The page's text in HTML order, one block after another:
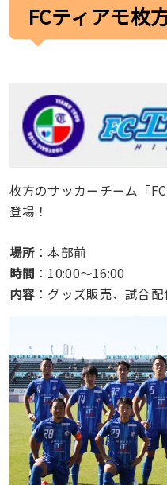
FCティアモ枚
枚方のサッカーチーム「
登場！
場所 ：本部前
時間 ：10:00〜16:00
内容 ：グッズ販売、試合